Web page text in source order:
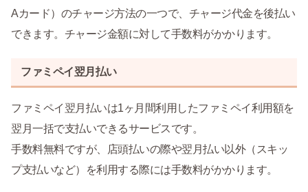
Aカード）のチャージ方法の一つで、チャージ代金を後払い
できます。チャージ金額に対して手数料がかかります。
ファミペイ翌月払い
ファミペイ翌月払いは1ヶ月間利用したファミペイ利用額を
翌月一括で支払いできるサービスです。
手数料無料ですが、店頭払いの際や翌月払い以外（スキッ
プ支払いなど）を利用する際には手数料がかかります。